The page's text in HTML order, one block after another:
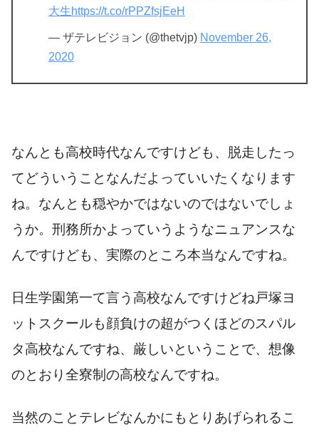
大生https://t.co/rPPZfsjEeH
— ザテレビジョン (@thetvjp) November 26,
2020
なんとも高校時代なんですけども、脱走したっ
てどういうことなんだよっていいたくなります
ね。なんとも穏やかではないのではないでしょ
うか。刑務所かよっていうようなニュアンスな
んですけども、実際のところ本当なんですね。
日生学園第一て言う高校なんですけどね戸塚ヨ
ットスクールも顔負けの超がつくほどのスパル
タ高校なんですね、厳しいということで、想像
のとおり全寮制の高校なんですね。
当然のことテレビなんかにもとりあげられるこ